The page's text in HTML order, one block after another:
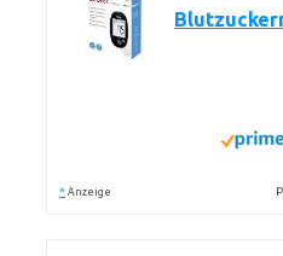
* Anzeige